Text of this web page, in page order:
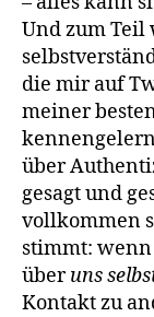
Und zum Teil
die mir auf
meiner
über
gesagt und
vollkommen
stimmt:
überuns
Kontakt zu